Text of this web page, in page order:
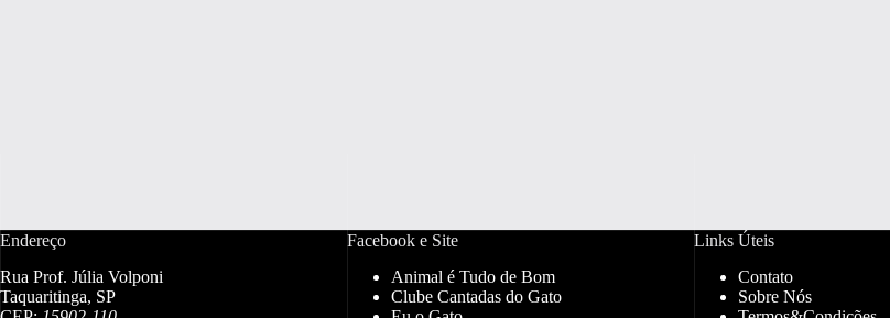
Endereço
Rua Prof. Júlia Volponi
Taquaritinga, SP
Facebook e Site
Animal é Tudo de Bom
Clube Cantadas do Gato
Links Úteis
Contato
Sobre Nós